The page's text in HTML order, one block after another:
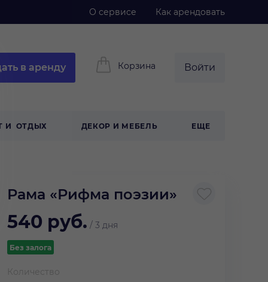
О сервисе Как арендовать
в аренду Корзина Войти
И ОТДЫХ ДЕКОР И МЕБЕЛЬ ЕЩЕ
Рама «Рифма поэзии»
540 руб. / 3 дня
Без залога
Количество